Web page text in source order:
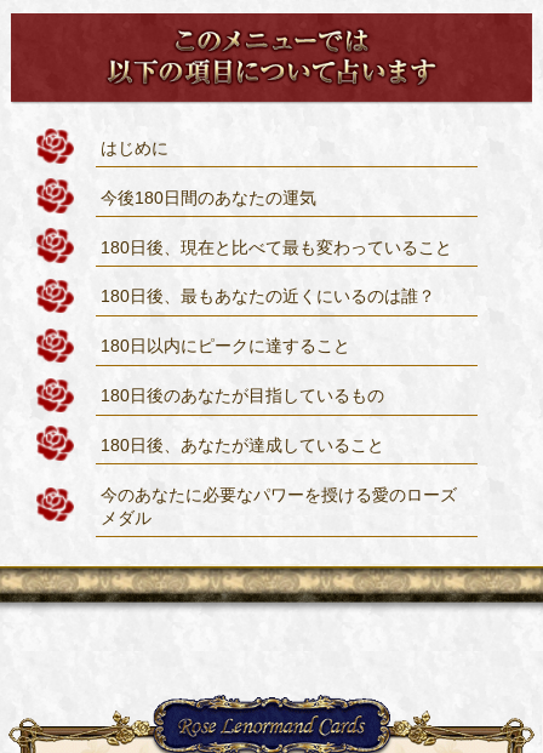
はじめに
今後180日間のあなたの運気
180日後、現在と比べて最も変わっていること
180日後、最もあなたの近くにいるのは誰？
180日以内にピークに達すること
180日後のあなたが目指しているもの
180日後、あなたが達成していること
今のあなたに必要なパワーを授ける愛のローズ
メダル